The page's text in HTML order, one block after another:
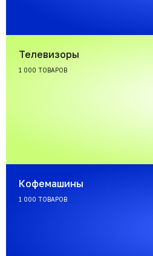
Телевизоры
1 000 ТОВАРОВ
Кофемашины
1 000 ТОВАРОВ